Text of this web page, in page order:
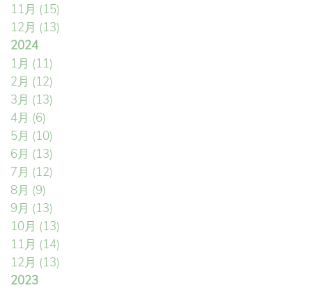
11月 (15)
12月 (13)
2024
1月 (11)
2月 (12)
3月 (13)
4月 (6)
5月 (10)
6月 (13)
7月 (12)
8月 (9)
9月 (13)
10月 (13)
11月 (14)
12月 (13)
2023